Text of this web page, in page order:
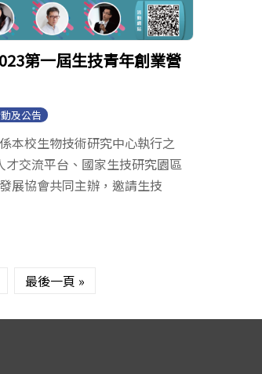
第一屆生技青年創業營
及公告
本校生物技術研究中心執行之
交流平台、國家生技研究園區
展協會共同主辦，邀請生技
最後一頁 »